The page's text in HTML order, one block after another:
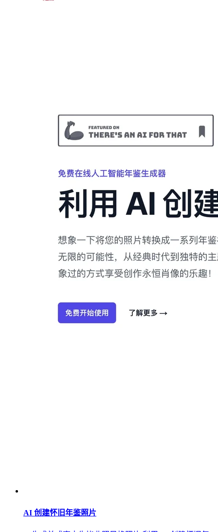
AI 创建怀旧年鉴照片